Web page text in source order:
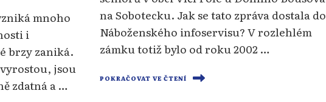
mnoho
i
brzy zaniká.
jsou
zdatná a …
na Sobotecku. Jak se tato zpráva dostala do
Náboženského infoservisu? V rozlehlém
zámku totiž bylo od roku 2002 …
POKRAČOVAT VE ČTENÍ